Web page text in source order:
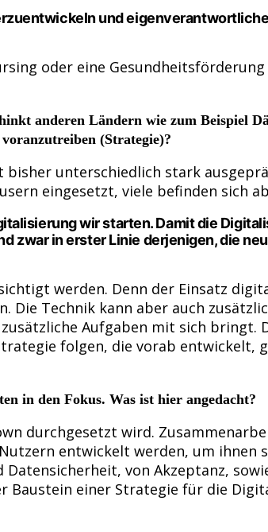
und
oder eine
anderen Ländern wie zum Beispiel
(Strategie)?
unterschiedlich stark
eingesetzt, viele befinden sich
wir starten. Damit die
zwar in erster Linie derjenigen, die
werden. Denn der Einsatz
Technik kann aber auch
Aufgaben mit sich bringt.
folgen, die vorab
in den Fokus. Was ist hier angedacht?
durchgesetzt wird.
entwickelt werden, um ihnen
von Akzeptanz,
einer Strategie für die